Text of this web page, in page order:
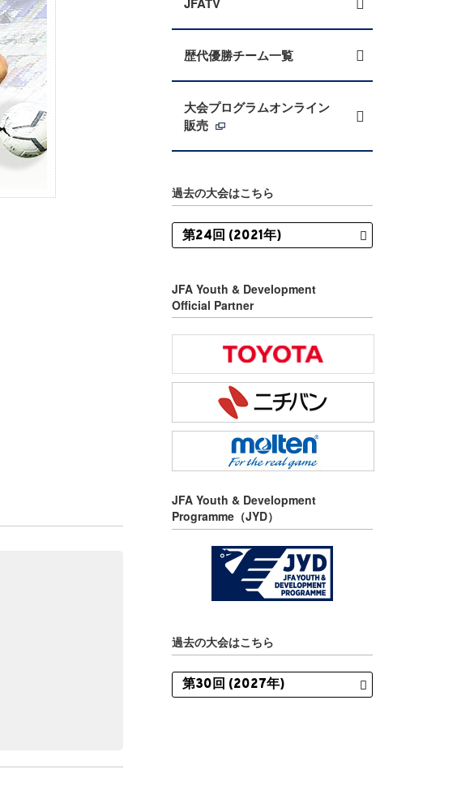
歴代優勝チーム一覧
大会プログラムオンライン
販売
過去の大会はこちら
JFA Youth & Development
Official Partner
JFA Youth & Development
Programme（JYD）
過去の大会はこちら